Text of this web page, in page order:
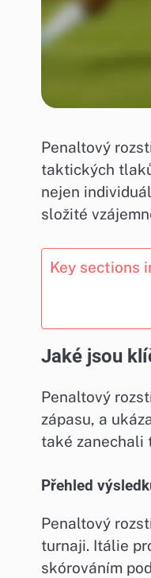
Penaltový
taktických
nejen
složité
Key sections
Jaké jsou
Penaltový
zápasu, a
také zanechali
Přehled
Penaltový
turnaji. Itálie
skórováním